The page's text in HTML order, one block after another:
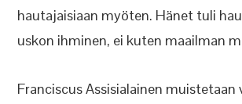
hautajaisiaan myöten. Hänet tuli
uskon ihminen, ei kuten maailman
Franciscus Assisialainen muistetaan